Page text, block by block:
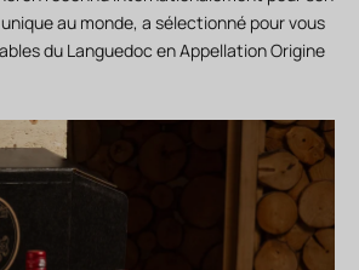
au monde, a sélectionné pour vous
du Languedoc en Appellation Origine